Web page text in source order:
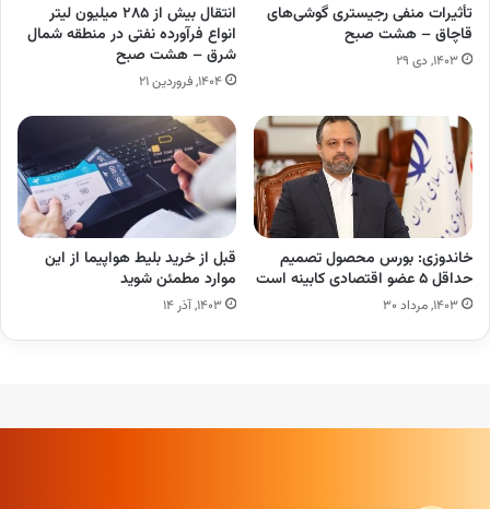
تأثیرات منفی رجیستری گوشی‌های
قاچاق – هشت صبح
۱۴۰۳, دی ۲۹
انتقال بیش از ۲۸۵ میلیون لیتر
انواع فرآورده‌ نفتی در منطقه شمال
شرق – هشت صبح
۱۴۰۴, فروردین ۲۱
خاندوزی: بورس محصول تصمیم
حداقل ۵ عضو اقتصادی کابینه است
۱۴۰۳, مرداد ۳۰
قبل از خرید بلیط هواپیما از این
موارد مطمئن شوید
۱۴۰۳, آذر ۱۴